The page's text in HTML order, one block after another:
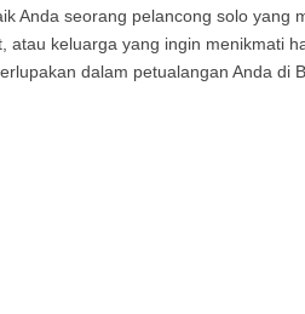
Anda seorang pelancong solo
atau keluarga yang ingin menikmati
dalam petualangan Anda di